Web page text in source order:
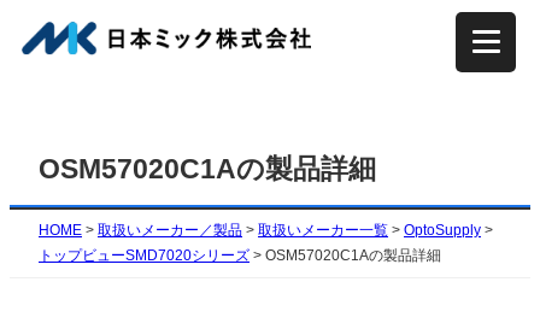
容
プ
OSM57020C1Aの製品詳細
HOME > 取扱いメーカー／製品 > 取扱いメーカー一覧 > OptoSupply >
トップビューSMD7020シリーズ > OSM57020C1Aの製品詳細